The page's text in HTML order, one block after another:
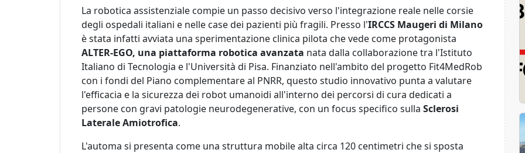
La robotica assistenziale compie un passo decisivo verso l'integrazione reale nelle corsie
degli ospedali italiani e nelle case dei pazienti più fragili. Presso l'IRCCS Maugeri di Milano
è stata infatti avviata una sperimentazione clinica pilota che vede come protagonista
ALTER-EGO, una piattaforma robotica avanzata nata dalla collaborazione tra l'Istituto
Italiano di Tecnologia e l'Università di Pisa. Finanziato nell'ambito del progetto Fit4MedRob
con i fondi del Piano complementare al PNRR, questo studio innovativo punta a valutare
l'efficacia e la sicurezza dei robot umanoidi all'interno dei percorsi di cura dedicati a
persone con gravi patologie neurodegenerative, con un focus specifico sulla Sclerosi
Laterale Amiotrofica.
L'automa si presenta come una struttura mobile alta circa 120 centimetri che si sposta